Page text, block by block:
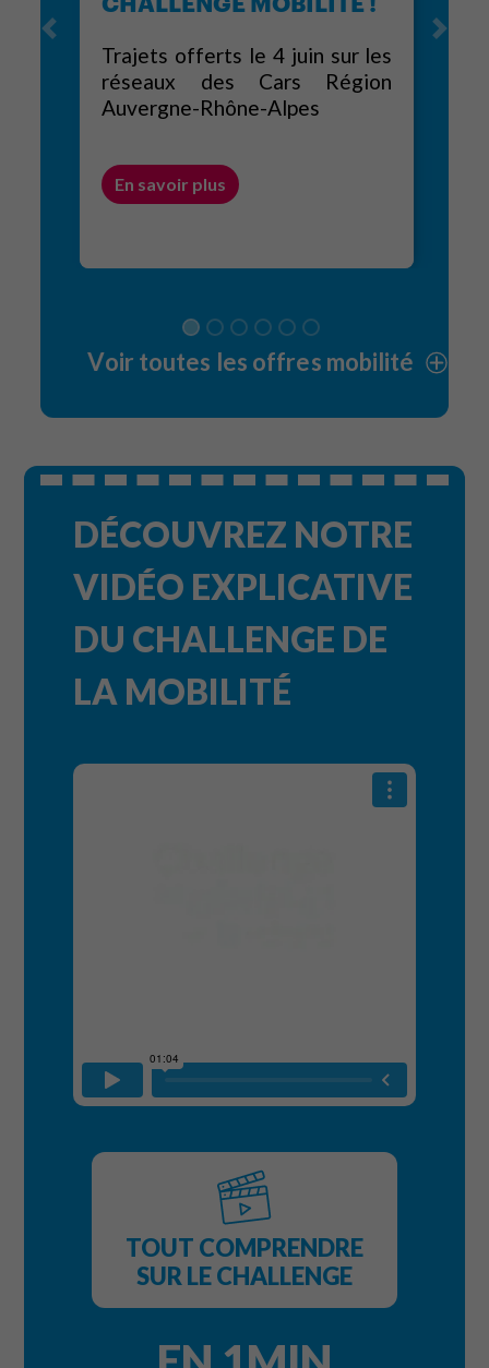
Voir toutes les offres mobilité
Trajets offerts le 4 juin sur les
réseaux des Cars Région
Auvergne-Rhône-Alpes
En savoir plus
Previous Next
DÉCOUVREZ NOTRE
VIDÉO EXPLICATIVE
DU CHALLENGE DE
LA MOBILITÉ
TOUT COMPRENDRE
SUR LE CHALLENGE